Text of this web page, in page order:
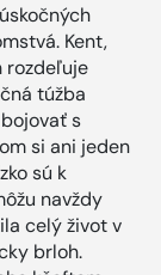
Kent,
rozdeľuje
túžba
s
si ani jeden
sú k
navždy
celý život v
brloh.